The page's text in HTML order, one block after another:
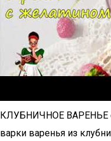
КЛУБНИЧНОЕ ВАРЕНЬЕ
варки варенья из